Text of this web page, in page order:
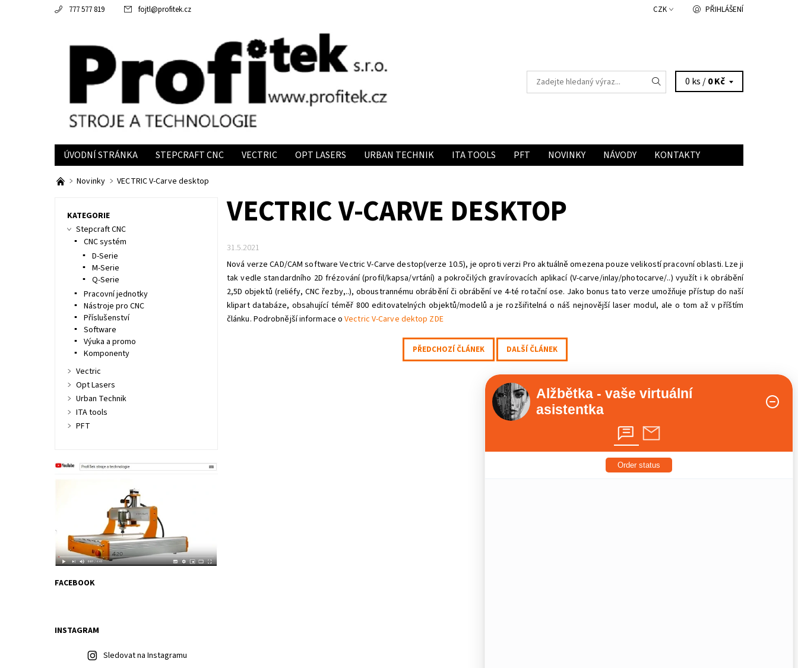
777 577 819 fojtl@profitek.cz CZK PŘIHLÁŠENÍ
0 ks /0 Kč
ÚVODNÍ STRÁNKA STEPCRAFT CNC VECTRIC OPT LASERS URBAN TECHNIK ITA TOOLS PFT NOVINKY NÁVODY
KONTAKTY
INFORMACE
Novinky VECTRIC V-Carve desktop
VECTRIC V-CARVE DESKTOP
31.5.2021
Nová verze CAD/CAM software Vectric V-Carve destop(verze 10.5), je oproti verzi Pro aktuálně omezena pouze velikostí pracovní oblasti. Lze ji
tak vedle standardního 2D frézování (profil/kapsa/vrtání) a pokročilých gravírovacích aplikací (V-carve/inlay/photocarve/..) využít i k obrábění
2,5D objektů (reliéfy, CNC řezby,..), oboustrannému obrábění či obrábění ve 4-té rotační ose. Jako bonus tato verze umožňuje přístup do naší
klipart databáze, obsahující téměř 800 editovatelných objektů/modelů a je rozšiřitelná o náš nejnovější laser modul, ale o tom až v příštím
článku. Podrobnější informace oVectric V-Carve dektop ZDE
PŘEDCHOZÍ ČLÁNEK DALŠÍ ČLÁNEK
KATEGORIE
Stepcraft CNC
CNC systém
D-Serie
M-Serie
Q-Serie
Pracovní jednotky
Nástroje pro CNC
Příslušenství
Software
Výuka a promo
Komponenty
Vectric
Opt Lasers
Urban Technik
ITA tools
PFT
FACEBOOK
INSTAGRAM
Sledovat na Instagramu
Alžbětka - vaše virtuální
asistentka
Order status